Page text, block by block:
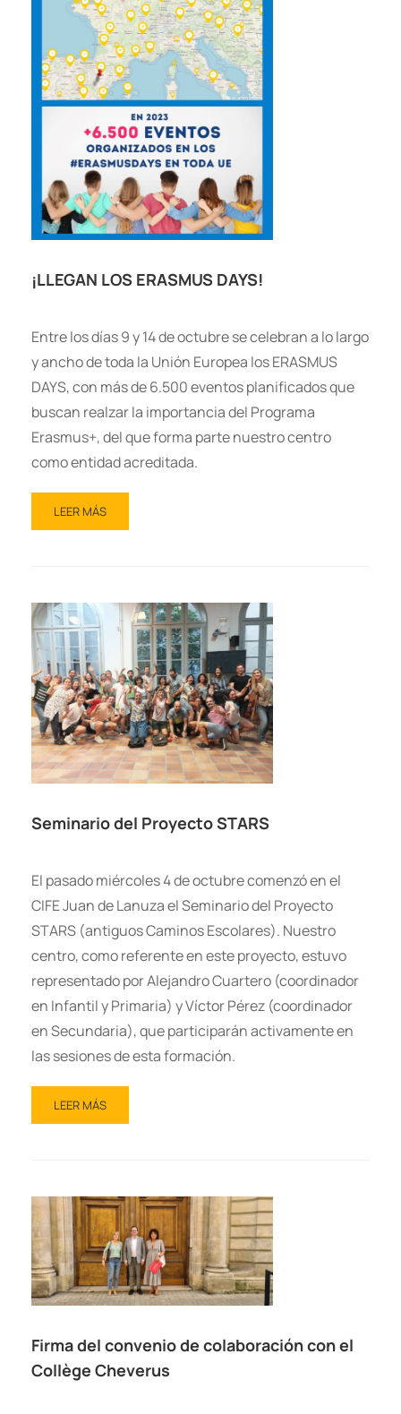
¡LLEGAN LOS ERASMUS DAYS!
Entre los días 9 y 14 de octubre se celebran a lo largo
y ancho de toda la Unión Europea los ERASMUS
DAYS, con más de 6.500 eventos planificados que
buscan realzar la importancia del Programa
Erasmus+, del que forma parte nuestro centro
como entidad acreditada.
LEER MÁS
Seminario del Proyecto STARS
El pasado miércoles 4 de octubre comenzó en el
CIFE Juan de Lanuza el Seminario del Proyecto
STARS (antiguos Caminos Escolares). Nuestro
centro, como referente en este proyecto, estuvo
representado por Alejandro Cuartero (coordinador
en Infantil y Primaria) y Víctor Pérez (coordinador
en Secundaria), que participarán activamente en
las sesiones de esta formación.
LEER MÁS
Firma del convenio de colaboración con el
Collège Cheverus